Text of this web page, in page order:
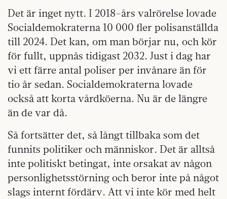
Det är inget nytt. I 2018-års valrörelse lovade
Socialdemokraterna 10 000 fler polisanställda
till 2024. Det kan, om man börjar nu, och kör
för fullt, uppnås tidigast 2032. Just i dag har
vi ett färre antal poliser per invånare än för
tio år sedan. Socialdemokraterna lovade
också att korta vårdköerna. Nu är de längre
än de var då.
Så fortsätter det, så långt tillbaka som det
funnits politiker och människor. Det är alltså
inte politiskt betingat, inte orsakat av någon
personlighetsstörning och beror inte på något
slags internt fördärv. Att vi inte kör med helt